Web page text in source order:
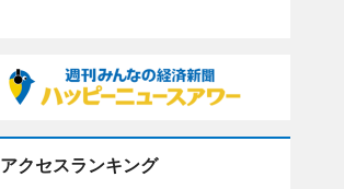
アクセスランキング